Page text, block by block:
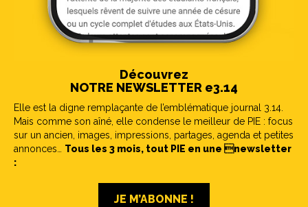
Découvrez
NOTRE NEWSLETTER e3.14
Elle est la digne remplaçante de l’emblématique journal 3.14.
Mais comme son aîné, elle condense le meilleur de PIE : focus
sur un ancien, images, impressions, partages, agenda et petites
annonces… Tous les 3 mois, tout PIE en une newsletter
:
JE M’ABONNE !